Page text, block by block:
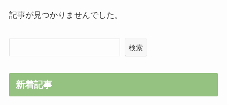
記事が見つかりませんでした。
検索
新着記事